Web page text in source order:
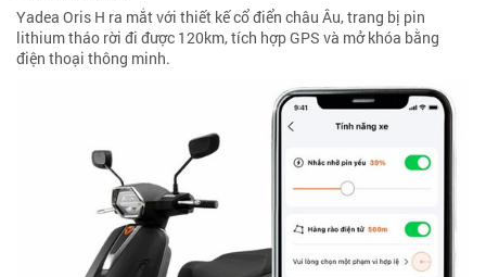
Yadea Oris H ra mắt với thiết kế cổ điển châu Âu, trang bị pin
lithium tháo rời đi được 120km, tích hợp GPS và mở khóa bằng
điện thoại thông minh.